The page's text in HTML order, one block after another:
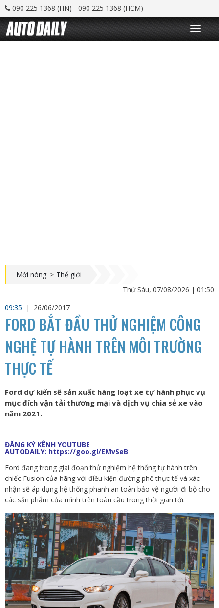
090 225 1368 (HN) - 090 225 1368 (HCM)
T
o
g
Mới nóng > Thế giới
Thứ Sáu, 07/08/2026 | 01:50
09:35
| 26/06/2017
FORD BẮT ĐẦU THỬ NGHIỆM CÔNG
NGHỆ TỰ HÀNH TRÊN MÔI TRƯỜNG
THỰC TẾ
Ford dự kiến sẽ sản xuất hàng loạt xe tự hành phục vụ
mục đích vận tải thương mại và dịch vụ chia sẻ xe vào
năm 2021.
ĐĂNG KÝ KÊNH YOUTUBE
AUTODAILY: https://goo.gl/EMvSeB
Ford đang trong giai đoạn thử nghiệm hệ thống tự hành trên
chiếc Fusion của hãng với điều kiện đường phố thực tế và xác
nhận sẽ áp dụng hệ thống phanh an toàn bảo vệ người đi bộ cho
các sản phẩm của mình trên toàn cầu trong thời gian tới.